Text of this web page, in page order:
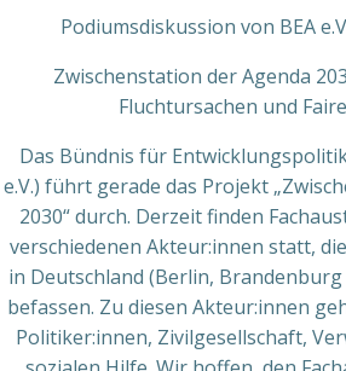
Podiumsdiskussion von BEA
Zwischenstation der Agenda
Fluchtursachen und
Das Bündnis für
e.V.) führt gerade das Projekt
2030“ durch. Derzeit finden
verschiedenen Akteur:innen statt,
in Deutschland (Berlin,
befassen. Zu diesen Akteur:innen
Politiker:innen, Zivilgesellschaft,